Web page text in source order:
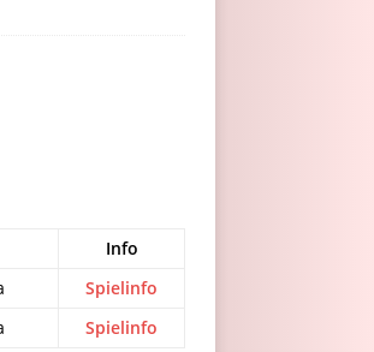
Info
Spielinfo
Spielinfo